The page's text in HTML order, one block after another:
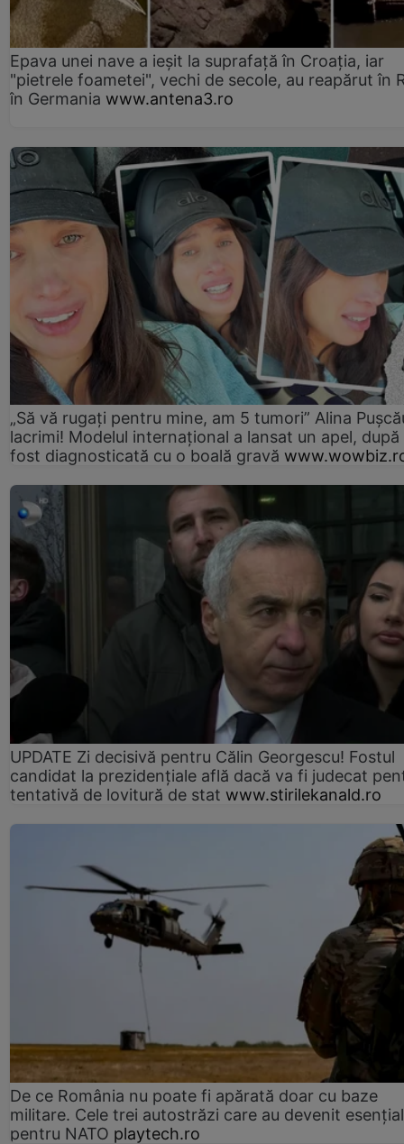
Epava unei nave a ieșit la suprafață în Croația, iar
"pietrele foametei", vechi de secole, au reapărut în
în Germania www.antena3.ro
„Să vă rugați pentru mine, am 5 tumori” Alina
lacrimi! Modelul internațional a lansat un apel, după
fost diagnosticată cu o boală gravă
UPDATE Zi decisivă pentru Călin Georgescu! Fostul
candidat la prezidențiale află dacă va fi judecat
tentativă de lovitură de stat www.stirilekanald.ro
De ce România nu poate fi apărată doar cu baze
militare. Cele trei autostrăzi care au devenit
pentru NATO playtech.ro